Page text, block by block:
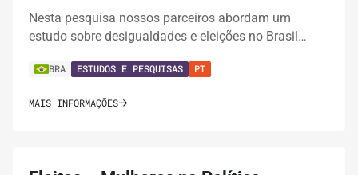
Nesta pesquisa nossos parceiros abordam um
estudo sobre desigualdades e eleições no Brasil…
BRA ESTUDOS E PESQUISAS PT
MAIS INFORMAÇÕES